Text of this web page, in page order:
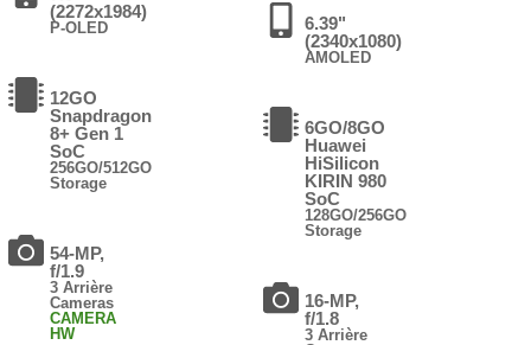
(2272x1984)
P-OLED
12GO
Snapdragon
8+ Gen 1
SoC
256GO/512GO
Storage
54-MP,
f/1.9
3 Arrière
Cameras
CAMERA
HW
6.39"
(2340x1080)
AMOLED
6GO/8GO
Huawei
HiSilicon
KIRIN 980
SoC
128GO/256GO
Storage
16-MP,
f/1.8
3 Arrière